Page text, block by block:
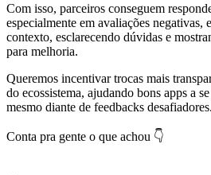
Com isso, parceiros conseguem
especialmente em avaliações negativas,
contexto, esclarecendo dúvidas e
para melhoria.
Queremos incentivar trocas mais
do ecossistema, ajudando bons apps a
mesmo diante de feedbacks desafiadores.
Conta pra gente o que achou 👇